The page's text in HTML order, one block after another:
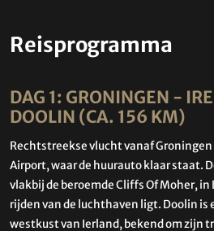
Reisprogramma
DAG 1: GRONINGEN -
DOOLIN (CA. 156 KM)
Rechtstreekse vlucht vanaf
Airport, waar de huurauto klaar staat.
vlakbij de beroemde Cliffs Of Moher, in
rijden van de luchthaven ligt. Doolin is
westkust van Ierland, bekend om zijn